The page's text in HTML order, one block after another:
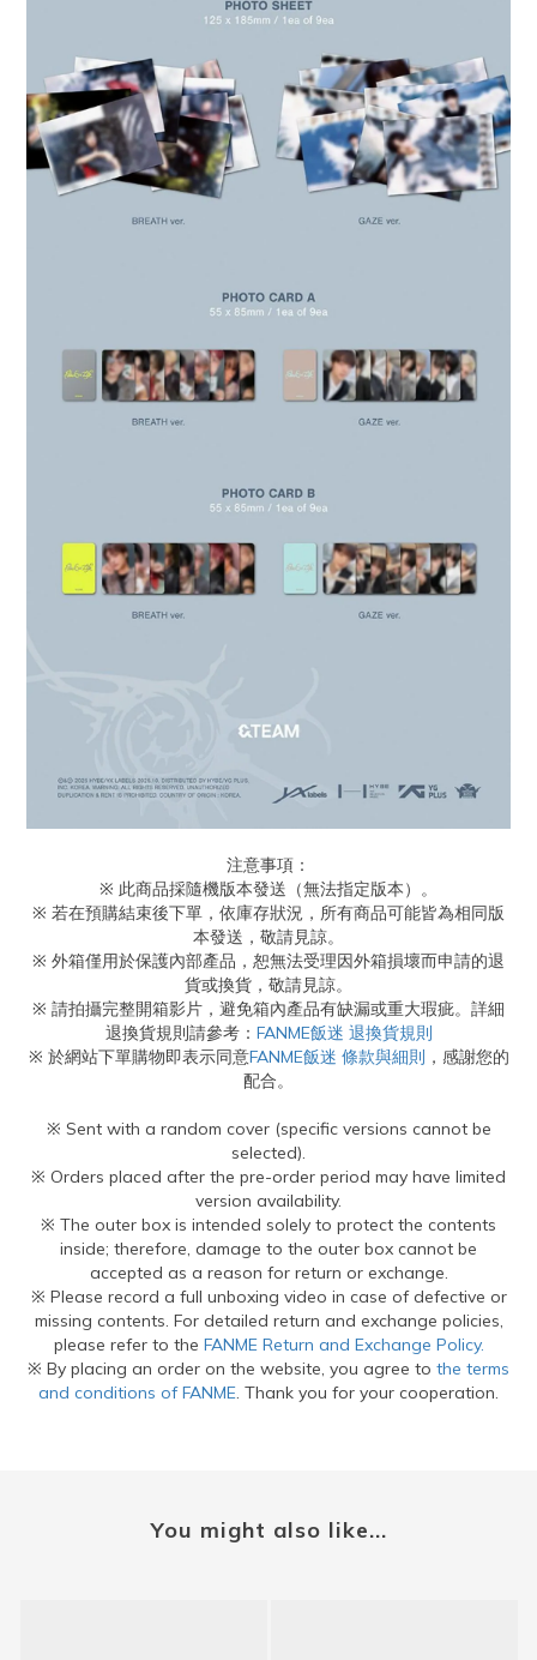
注意事項：
※ 此商品採隨機版本發送（無法指定版本）。
※ 若在預購結束後下單，依庫存狀況，所有商品可能皆為相同版
本發送，敬請見諒。
※ 外箱僅用於保護內部產品，恕無法受理因外箱損壞而申請的退
貨或換貨，敬請見諒。
※ 請拍攝完整開箱影片，避免箱內產品有缺漏或重大瑕疵。詳細
退換貨規則請參考： FANME飯迷 退換貨規則
※ 於網站下單購物即表示同意FANME飯迷 條款與細則 ，感謝您的
配合。
※ Sent with a random cover (specific versions cannot be
selected).
※ Orders placed after the pre-order period may have limited
version availability.
※ The outer box is intended solely to protect the contents
inside; therefore, damage to the outer box cannot be
accepted as a reason for return or exchange.
※ Please record a full unboxing video in case of defective or
missing contents. For detailed return and exchange policies,
please refer to the FANME Return and Exchange Policy.
※ By placing an order on the website, you agree to the terms
and conditions of FANME . Thank you for your cooperation.
You might also like...